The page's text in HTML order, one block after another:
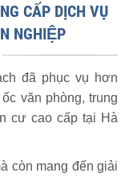
CẤP DỊCH VỤ
NGHIỆP
đã phục vụ hơn
văn phòng, trung
cư cao cấp tại Hà
còn mang đến giải